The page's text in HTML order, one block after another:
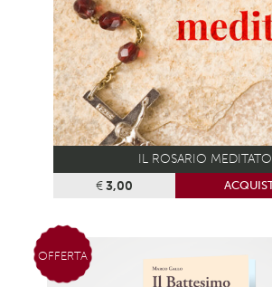
IL ROSARIO MEDITATO
€3,00
OFFERTA